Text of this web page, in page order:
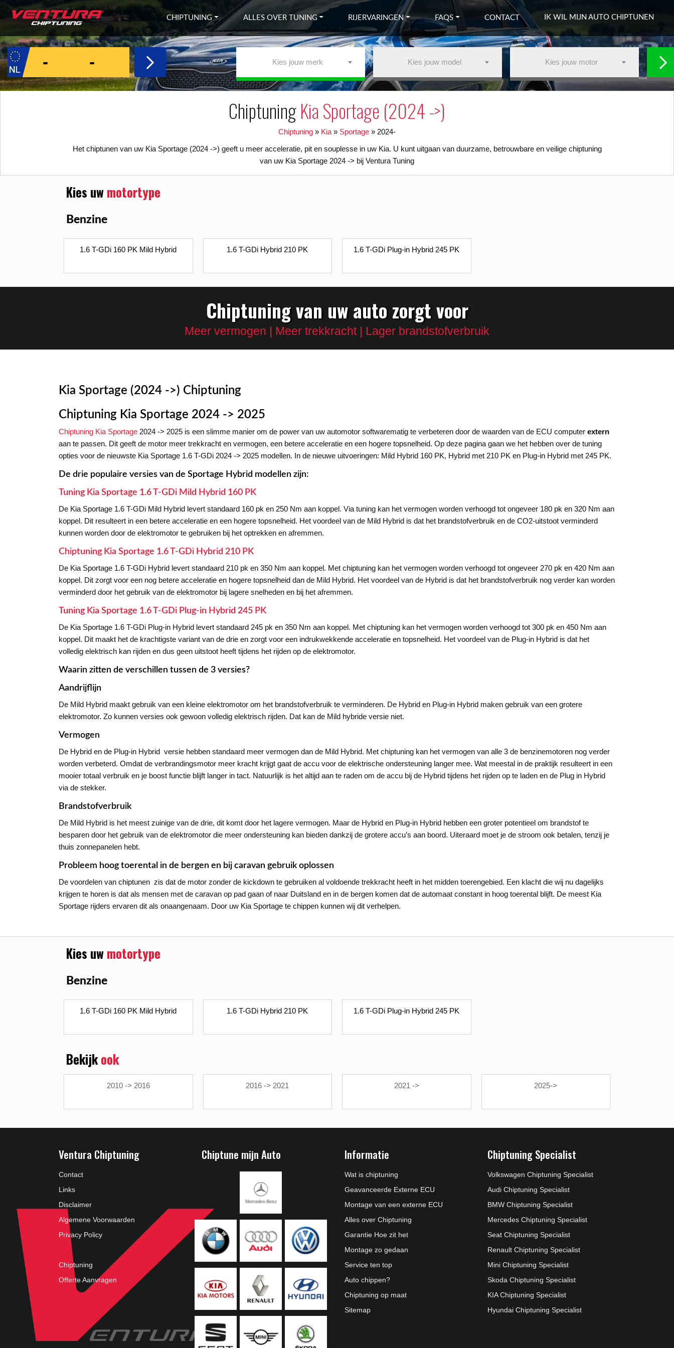
Ga naar inhoud
CHIPTUNING ALLES OVER TUNING RIJERVARINGEN FAQS CONTACT IK WIL MIJN AUTO CHIPTUNEN
Kies jouw merk Kies jouw model Kies jouw motor
ChiptuningKia Sportage (2024 ->)
Chiptuning » Kia » Sportage » 2024-
Het chiptunen van uw Kia Sportage (2024 ->) geeft u meer acceleratie, pit en souplesse in uw Kia. U kunt uitgaan van duurzame, betrouwbare en veilige chiptuning
van uw Kia Sportage 2024 -> bij Ventura Tuning
Kies uwmotortype
Benzine
1.6 T-GDi 160 PK Mild Hybrid 1.6 T-GDi Hybrid 210 PK 1.6 T-GDi Plug-in Hybrid 245 PK
Chiptuning van uw auto zorgt voor
Meer vermogen | Meer trekkracht | Lager brandstofverbruik
Kia Sportage (2024 ->) Chiptuning
Chiptuning Kia Sportage 2024 -> 2025
Chiptuning Kia Sportage 2024 -> 2025 is een slimme manier om de power van uw automotor softwarematig te verbeteren door de waarden van de ECU computer extern
aan te passen. Dit geeft de motor meer trekkracht en vermogen, een betere acceleratie en een hogere topsnelheid. Op deze pagina gaan we het hebben over de tuning
opties voor de nieuwste Kia Sportage 1.6 T-GDi 2024 -> 2025 modellen. In de nieuwe uitvoeringen: Mild Hybrid 160 PK, Hybrid met 210 PK en Plug-in Hybrid met 245 PK.
De drie populaire versies van de Sportage Hybrid modellen zijn:
Tuning Kia Sportage 1.6 T-GDi Mild Hybrid 160 PK
De Kia Sportage 1.6 T-GDi Mild Hybrid levert standaard 160 pk en 250 Nm aan koppel. Via tuning kan het vermogen worden verhoogd tot ongeveer 180 pk en 320 Nm aan
koppel. Dit resulteert in een betere acceleratie en een hogere topsnelheid. Het voordeel van de Mild Hybrid is dat het brandstofverbruik en de CO2-uitstoot verminderd
kunnen worden door de elektromotor te gebruiken bij het optrekken en afremmen.
Chiptuning Kia Sportage 1.6 T-GDi Hybrid 210 PK
De Kia Sportage 1.6 T-GDi Hybrid levert standaard 210 pk en 350 Nm aan koppel. Met chiptuning kan het vermogen worden verhoogd tot ongeveer 270 pk en 420 Nm aan
koppel. Dit zorgt voor een nog betere acceleratie en hogere topsnelheid dan de Mild Hybrid. Het voordeel van de Hybrid is dat het brandstofverbruik nog verder kan worden
verminderd door het gebruik van de elektromotor bij lagere snelheden en bij het afremmen.
Tuning Kia Sportage 1.6 T-GDi Plug-in Hybrid 245 PK
De Kia Sportage 1.6 T-GDi Plug-in Hybrid levert standaard 245 pk en 350 Nm aan koppel. Met chiptuning kan het vermogen worden verhoogd tot 300 pk en 450 Nm aan
koppel. Dit maakt het de krachtigste variant van de drie en zorgt voor een indrukwekkende acceleratie en topsnelheid. Het voordeel van de Plug-in Hybrid is dat het
volledig elektrisch kan rijden en dus geen uitstoot heeft tijdens het rijden op de elektromotor.
Waarin zitten de verschillen tussen de 3 versies?
Aandrijflijn
De Mild Hybrid maakt gebruik van een kleine elektromotor om het brandstofverbruik te verminderen. De Hybrid en Plug-in Hybrid maken gebruik van een grotere
elektromotor. Zo kunnen versies ook gewoon volledig elektrisch rijden. Dat kan de Mild hybride versie niet.
Vermogen
De Hybrid en de Plug-in Hybrid versie hebben standaard meer vermogen dan de Mild Hybrid. Met chiptuning kan het vermogen van alle 3 de benzinemotoren nog verder
worden verbeterd. Omdat de verbrandingsmotor meer kracht krijgt gaat de accu voor de elektrische ondersteuning langer mee. Wat meestal in de praktijk resulteert in een
mooier totaal verbruik en je boost functie blijft langer in tact. Natuurlijk is het altijd aan te raden om de accu bij de Hybrid tijdens het rijden op te laden en de Plug in Hybrid
via de stekker.
Brandstofverbruik
De Mild Hybrid is het meest zuinige van de drie, dit komt door het lagere vermogen. Maar de Hybrid en Plug-in Hybrid hebben een groter potentieel om brandstof te
besparen door het gebruik van de elektromotor die meer ondersteuning kan bieden dankzij de grotere accu’s aan boord. Uiteraard moet je de stroom ook betalen, tenzij je
thuis zonnepanelen hebt.
Probleem hoog toerental in de bergen en bij caravan gebruik oplossen
De voordelen van chiptunen zis dat de motor zonder de kickdown te gebruiken al voldoende trekkracht heeft in het midden toerengebied. Een klacht die wij nu dagelijks
krijgen te horen is dat als mensen met de caravan op pad gaan of naar Duitsland en in de bergen komen dat de automaat constant in hoog toerental blijft. De meest Kia
Sportage rijders ervaren dit als onaangenaam. Door uw Kia Sportage te chippen kunnen wij dit verhelpen.
Kies uwmotortype
Benzine
1.6 T-GDi 160 PK Mild Hybrid 1.6 T-GDi Hybrid 210 PK 1.6 T-GDi Plug-in Hybrid 245 PK
Bekijkook
2010 -> 2016 2016 -> 2021 2021 -> 2025->
Ventura Chiptuning
Contact
Links
Disclaimer
Algemene Voorwaarden
Privacy Policy
Chiptuning
Offerte Aanvragen
Chiptune mijn Auto Informatie
Wat is chiptuning
Geavanceerde Externe ECU
Montage van een externe ECU
Alles over Chiptuning
Garantie Hoe zit het
Montage zo gedaan
Service ten top
Auto chippen?
Chiptuning op maat
Sitemap
Chiptuning Specialist
Volkswagen Chiptuning Specialist
Audi Chiptuning Specialist
BMW Chiptuning Specialist
Mercedes Chiptuning Specialist
Seat Chiptuning Specialist
Renault Chiptuning Specialist
Mini Chiptuning Specialist
Skoda Chiptuning Specialist
KIA Chiptuning Specialist
Hyundai Chiptuning Specialist